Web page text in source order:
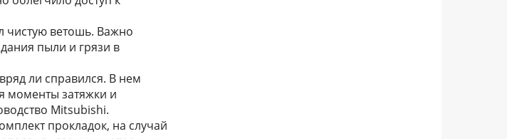
чистую ветошь. Важно
пыли и грязи в
ли справился. В нем
моменты затяжки и
Mitsubishi.
прокладок, на случай